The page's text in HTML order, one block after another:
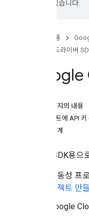
있을 수 있습니다.
제품
iOS 드라이버
이 페이지의 내용
프로젝트에 API
다음 단계
Driver SDK용
이동성
로젝트 만
Google